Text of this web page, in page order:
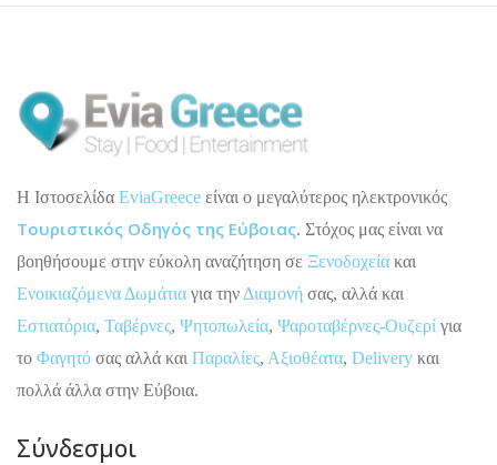
H Ιστοσελίδα EviaGreece είναι ο μεγαλύτερος ηλεκτρονικός
Τουριστικός Οδηγός της Εύβοιας. Στόχος μας είναι να
βοηθήσουμε στην εύκολη αναζήτηση σε Ξενοδοχεία και
Ενοικιαζόμενα Δωμάτια για την Διαμονή σας, αλλά και
Εστιατόρια, Ταβέρνες, Ψητοπωλεία, Ψαροταβέρνες-Ουζερί για
το Φαγητό σας αλλά και Παραλίες, Αξιοθέατα, Delivery και
πολλά άλλα στην Εύβοια.
Σύνδεσμοι